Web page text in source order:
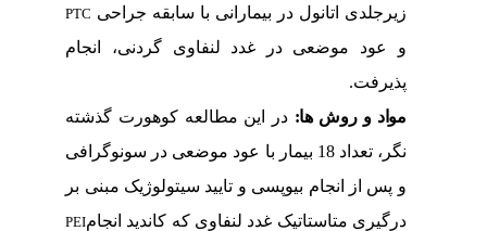
زیرجلدی اتانول در بیمارانی با سابقه جراحی PTC
و عود موضعی در غدد لنفاوی گردنی، انجام
پذیرفت.
مواد و روش ها: در این مطالعه کوهورت گذشته
نگر، تعداد
بیمار با عود موضعی در سونوگرافی
و پس از انجام بیوپسی و تایید سیتولوژیک مبنی بر
درگیری متاستاتیک غدد لنفاوی که کاندید انجامPEI